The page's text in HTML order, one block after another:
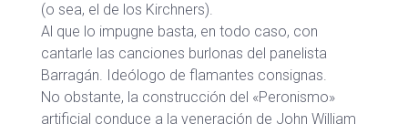
(o sea, el de los Kirchners).
Al que lo impugne basta, en todo caso, con
cantarle las canciones burlonas del panelista
Barragán. Ideólogo de flamantes consignas.
No obstante, la construcción del «Peronismo»
artificial conduce a la veneración de John William